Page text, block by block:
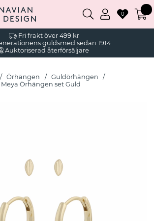
Fri frakt över 499 kr
guldsmed sedan 1914
Auktoriserad återförsäljare
0
Örhängen
Guldörhängen
Meya Örhängen set Guld